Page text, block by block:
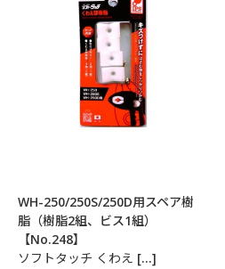
WH-250/250S/250D用スペア樹
脂（樹脂2組、ビス1組）
【No.248】
ソフトタッチ くわえ […]